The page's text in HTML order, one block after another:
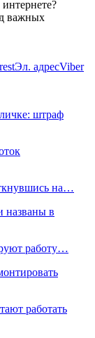
важных
Эл. адресViber
штраф
на…
названы в
работу…
работать